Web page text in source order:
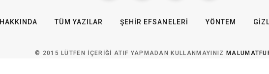
HAKKINDA TÜM YAZILAR ŞEHIR EFSANELERI YÖNTEM
© 2015 LÜTFEN IÇERIĞI ATIF YAPMADAN KULLANMAYINIZ